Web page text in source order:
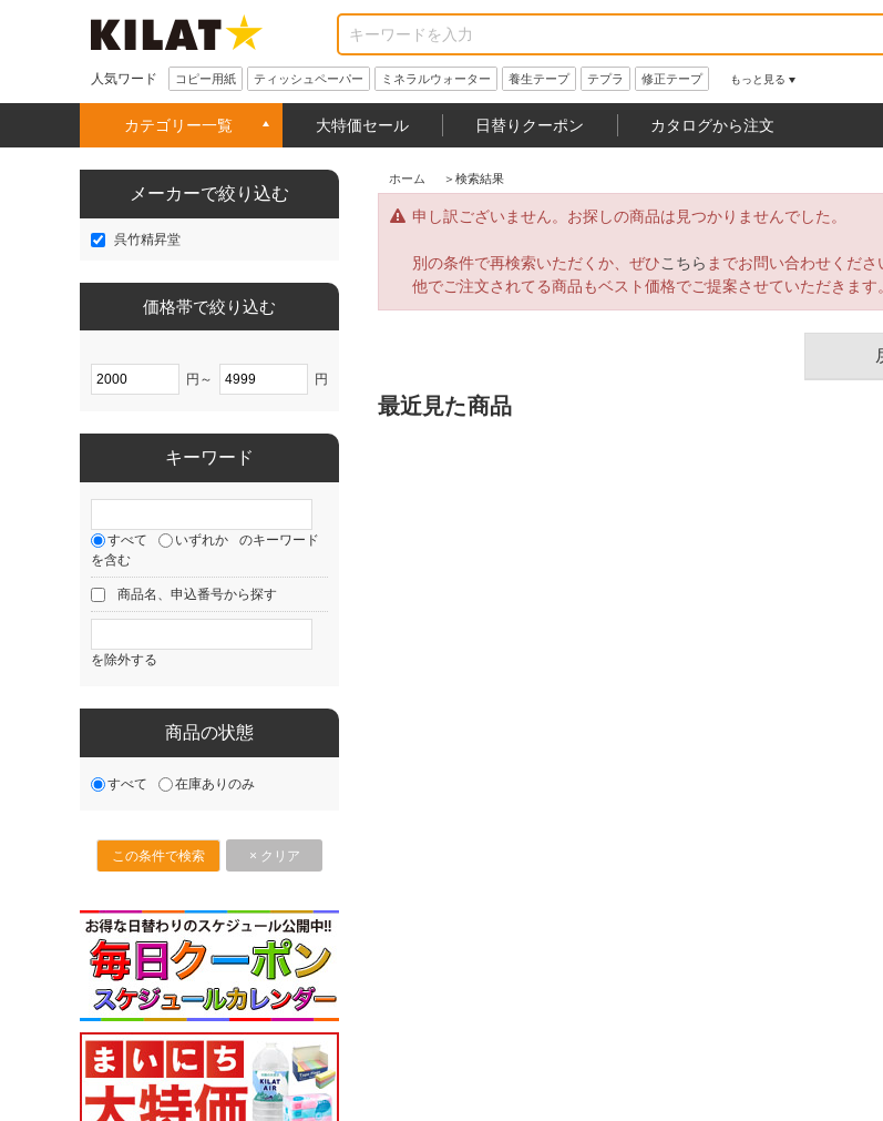
人気ワード コピー用紙 ティッシュペーパー ミネラルウォーター 養生テープ テプラ 修正テープ もっと見る
カテゴリー一覧 大特価セール 日替りクーポン カタログから注文
メーカーで絞り込む
呉竹精昇堂
価格帯で絞り込む
円～ 円
キーワード
すべて いずれか
のキーワード
を含む
商品名、申込番号から探す
を除外する
商品の状態
すべて 在庫ありのみ
ホーム ＞ 検索結果
申し訳ございません。お探しの商品は見つかりませんでした。
別の条件で再検索いただくか、ぜひこちら までお問い合わせくださ
他でご注文されてる商品もベスト価格でご提案させていただきます。
最近見た商品